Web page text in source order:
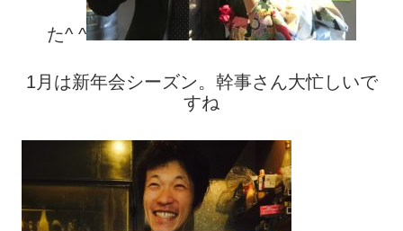
た^ ^
1月は新年会シーズン。幹事さん大忙しいで
すね